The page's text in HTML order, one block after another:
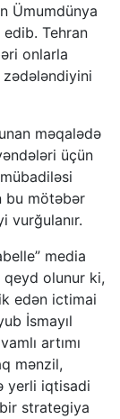
Ümumdünya
edib. Tehran
onlarla
məqalədə
üçün
bu mötəbər
vurğulanır.
media
qeyd olunur ki,
edən ictimai
İsmayıl
artımı
mənzil,
yerli iqtisadi
strategiya